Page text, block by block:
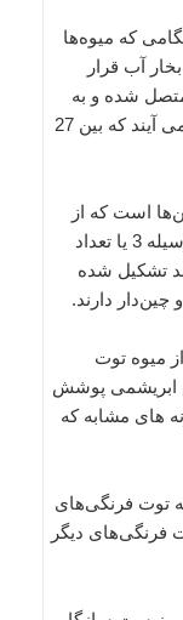
که میوه‌ها
آب قرار
متصل شده و به
شکل یک فیلم محافظ به نام صفحه بتا در می آیند که بین 27
است که از
تعدادی رشته‌های بتا که به طور جانبی به وسیله 3 یا تعداد
تشکیل شده
دارند.
میوه توت
ابریشمی پوشش
های مشابه که
توت فرنگی‌های
فرنگی‌های دیگر